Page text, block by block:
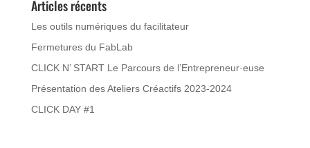
Articles récents
Les outils numériques du facilitateur
Fermetures du FabLab
CLICK N’ START Le Parcours de l’Entrepreneur·euse
Présentation des Ateliers Créactifs 2023-2024
CLICK DAY #1